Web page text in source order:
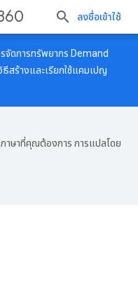
ลงชื่อเข้าใช้
จัดการทรัพยากร Demand
ธีสร้างและเรียกใช้แคมเปญ
ภาษาที่คุณต้องการ การแปลโดย